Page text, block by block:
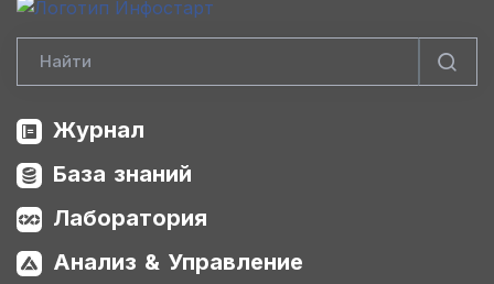
Журнал
База знаний
Лаборатория
Анализ & Управление